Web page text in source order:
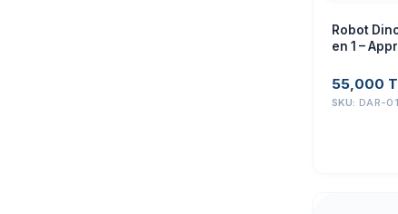
Robot
en 1 –
55,000
SKU: DAR-